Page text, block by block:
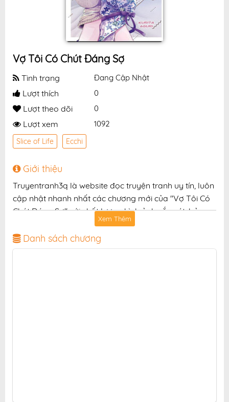
Vợ Tôi Có Chút Đáng Sợ
Tình trạng Đang Cập Nhật
Lượt thích 0
Lượt theo dõi 0
Lượt xem 1092
Slice of Life Ecchi
Giới thiệu
Truyentranh3q là website đọc truyện tranh uy tín, luôn
cập nhật nhanh nhất các chương mới của "Vợ Tôi Có
Chút Đáng Sợ" với chất lượng hình ảnh sắc nét, bản
dịch chuẩn và giao diện thân thiện, mang đến trải
nghiệm đọc truyện hấp dẫn, tiện lợi, hoàn toàn miễn
phí cho độc giả yêu thích truyện tranh online.
Xem Thêm
Danh sách chương